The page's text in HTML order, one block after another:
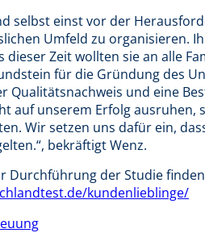
selbst einst vor der
Umfeld zu organisieren.
dieser Zeit wollten sie an alle
für die Gründung des
Qualitätsnachweis und eine
auf unserem Erfolg
Wir setzen uns dafür ein,
bekräftigt Wenz.
der Studie finden
kundenlieblinge/